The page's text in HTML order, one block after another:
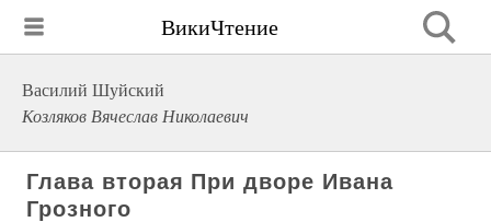
ВикиЧтение
Василий Шуйский
Козляков Вячеслав Николаевич
Глава вторая При дворе Ивана
Грозного